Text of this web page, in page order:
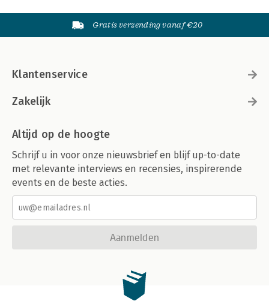
Gratis verzending vanaf €20
Klantenservice
Zakelijk
Altijd op de hoogte
Schrijf u in voor onze nieuwsbrief en blijf up-to-date
met relevante interviews en recensies, inspirerende
events en de beste acties.
Aanmelden